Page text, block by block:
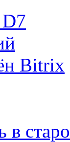
Bitrix
в